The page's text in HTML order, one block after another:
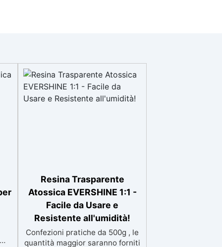
Resina Trasparente
Atossica EVERSHINE 1:1 -
Facile da Usare e
Resistente all'umidità!
Confezioni pratiche da 500g , le
quantità maggior saranno forniti